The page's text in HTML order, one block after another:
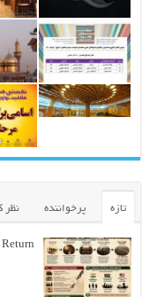
تازه پرخواننده نظر